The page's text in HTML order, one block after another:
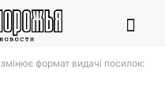
формат видачі посилок: